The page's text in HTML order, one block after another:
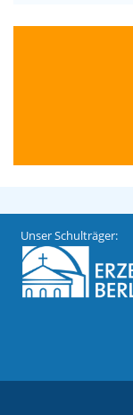
Unser Schulträger: